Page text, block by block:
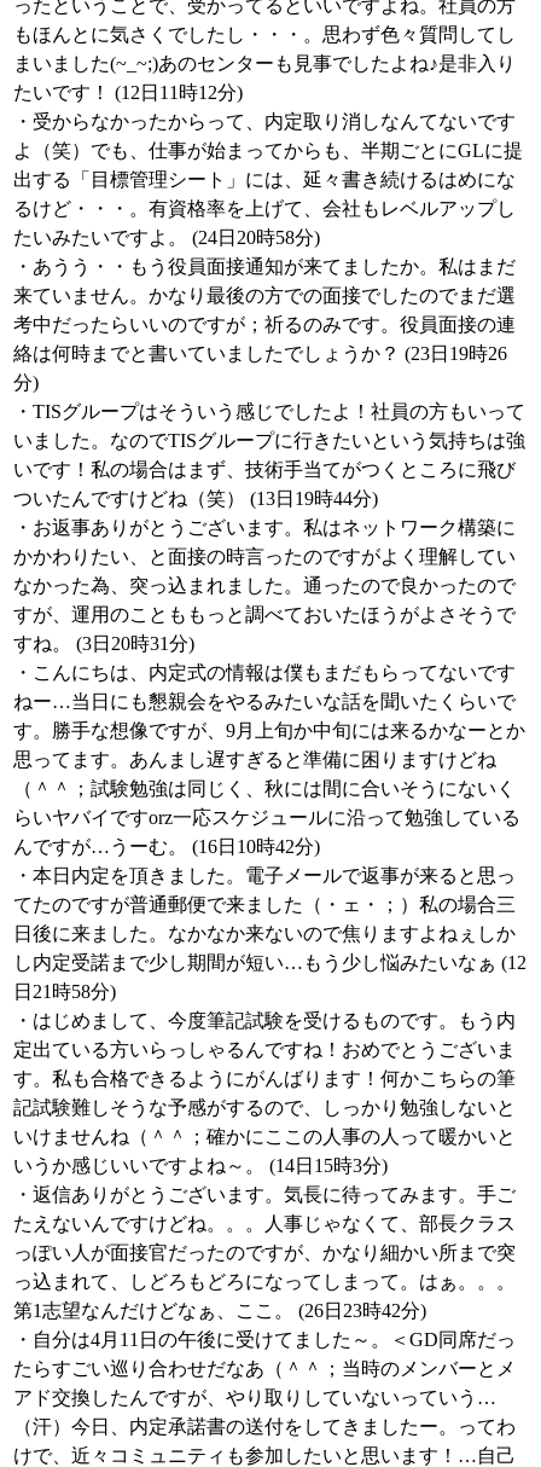
ったということで、受かってるといいですよね。社員の方
もほんとに気さくでしたし・・・。思わず色々質問してし
まいました(~_~;)あのセンターも見事でしたよね♪是非入り
たいです！ (12日11時12分)
・受からなかったからって、内定取り消しなんてないです
よ（笑）でも、仕事が始まってからも、半期ごとにGLに提
出する「目標管理シート」には、延々書き続けるはめにな
るけど・・・。有資格率を上げて、会社もレベルアップし
たいみたいですよ。 (24日20時58分)
・あうう・・もう役員面接通知が来てましたか。私はまだ
来ていません。かなり最後の方での面接でしたのでまだ選
考中だったらいいのですが；祈るのみです。役員面接の連
絡は何時までと書いていましたでしょうか？ (23日19時26
分)
・TISグループはそういう感じでしたよ！社員の方もいって
いました。なのでTISグループに行きたいという気持ちは強
いです！私の場合はまず、技術手当てがつくところに飛び
ついたんですけどね（笑） (13日19時44分)
・お返事ありがとうございます。私はネットワーク構築に
かかわりたい、と面接の時言ったのですがよく理解してい
なかった為、突っ込まれました。通ったので良かったので
すが、運用のことももっと調べておいたほうがよさそうで
すね。 (3日20時31分)
・こんにちは、内定式の情報は僕もまだもらってないです
ねー…当日にも懇親会をやるみたいな話を聞いたくらいで
す。勝手な想像ですが、9月上旬か中旬には来るかなーとか
思ってます。あんまし遅すぎると準備に困りますけどね
（＾＾；試験勉強は同じく、秋には間に合いそうにないく
らいヤバイですorz一応スケジュールに沿って勉強している
んですが…うーむ。 (16日10時42分)
・本日内定を頂きました。電子メールで返事が来ると思っ
てたのですが普通郵便で来ました（・ェ・；）私の場合三
日後に来ました。なかなか来ないので焦りますよねぇしか
し内定受諾まで少し期間が短い…もう少し悩みたいなぁ (12
日21時58分)
・はじめまして、今度筆記試験を受けるものです。もう内
定出ている方いらっしゃるんですね！おめでとうございま
す。私も合格できるようにがんばります！何かこちらの筆
記試験難しそうな予感がするので、しっかり勉強しないと
いけませんね（＾＾；確かにここの人事の人って暖かいと
いうか感じいいですよね～。 (14日15時3分)
・返信ありがとうございます。気長に待ってみます。手ご
たえないんですけどね。。。人事じゃなくて、部長クラス
っぽい人が面接官だったのですが、かなり細かい所まで突
っ込まれて、しどろもどろになってしまって。はぁ。。。
第1志望なんだけどなぁ、ここ。 (26日23時42分)
・自分は4月11日の午後に受けてました～。＜GD同席だっ
たらすごい巡り合わせだなあ（＾＾；当時のメンバーとメ
アド交換したんですが、やり取りしていないっていう…
（汗）今日、内定承諾書の送付をしてきましたー。ってわ
けで、近々コミュニティも参加したいと思います！…自己